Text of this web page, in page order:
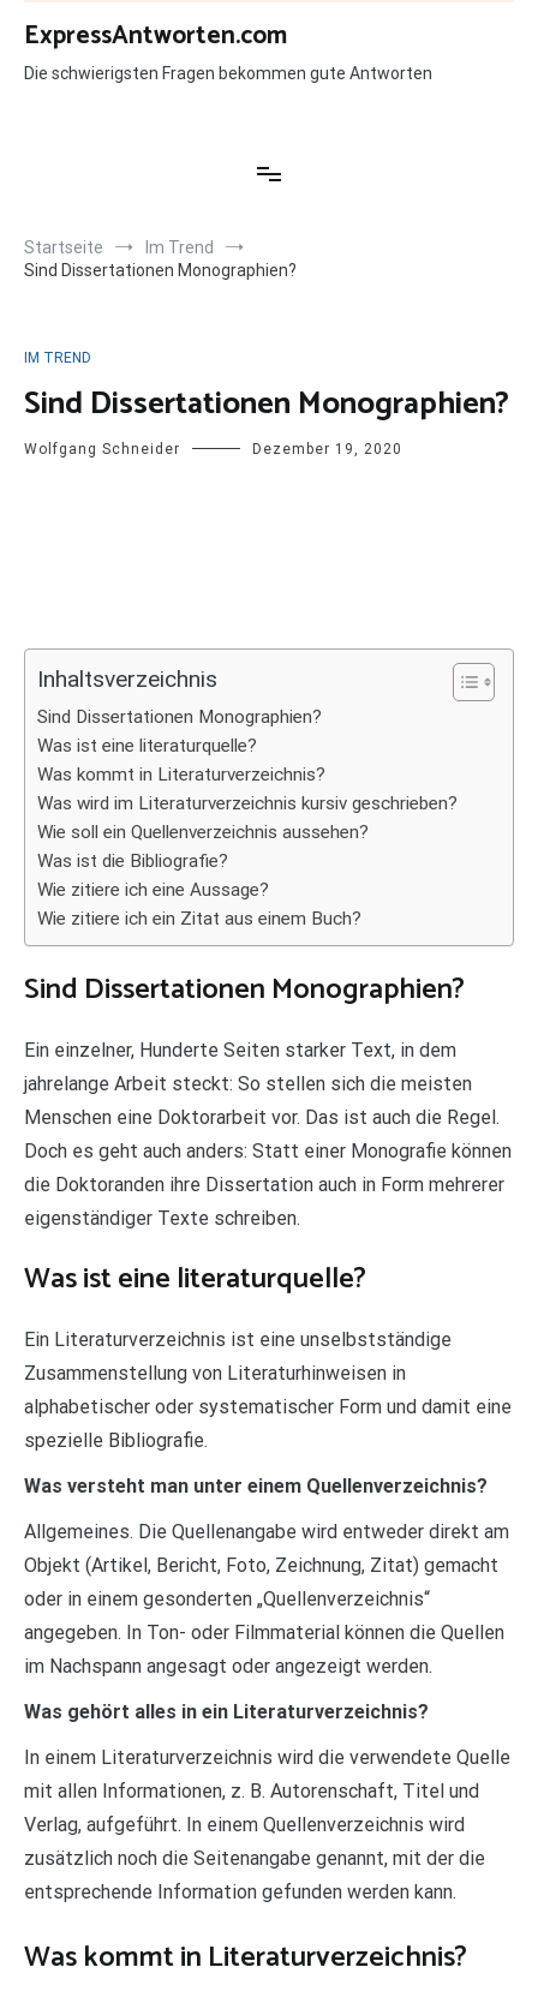
Zum
Inhalt
springen
ExpressAntworten.com
Die schwierigsten Fragen bekommen gute Antworten
Startseite
Im Trend
Sind Dissertationen Monographien?
IM TREND
Sind Dissertationen Monographien?
Wolfgang Schneider Dezember 19, 2020
Inhaltsverzeichnis
Sind Dissertationen Monographien?
Was ist eine literaturquelle?
Was kommt in Literaturverzeichnis?
Was wird im Literaturverzeichnis kursiv geschrieben?
Wie soll ein Quellenverzeichnis aussehen?
Was ist die Bibliografie?
Wie zitiere ich eine Aussage?
Wie zitiere ich ein Zitat aus einem Buch?
Sind Dissertationen Monographien?
Ein einzelner, Hunderte Seiten starker Text, in dem
jahrelange Arbeit steckt: So stellen sich die meisten
Menschen eine Doktorarbeit vor. Das ist auch die Regel.
Doch es geht auch anders: Statt einer Monografie können
die Doktoranden ihre Dissertation auch in Form mehrerer
eigenständiger Texte schreiben.
Was ist eine literaturquelle?
Ein Literaturverzeichnis ist eine unselbstständige
Zusammenstellung von Literaturhinweisen in
alphabetischer oder systematischer Form und damit eine
spezielle Bibliografie.
Was versteht man unter einem Quellenverzeichnis?
Allgemeines. Die Quellenangabe wird entweder direkt am
Objekt (Artikel, Bericht, Foto, Zeichnung, Zitat) gemacht
oder in einem gesonderten „Quellenverzeichnis“
angegeben. In Ton- oder Filmmaterial können die Quellen
im Nachspann angesagt oder angezeigt werden.
Was gehört alles in ein Literaturverzeichnis?
In einem Literaturverzeichnis wird die verwendete Quelle
mit allen Informationen, z. B. Autorenschaft, Titel und
Verlag, aufgeführt. In einem Quellenverzeichnis wird
zusätzlich noch die Seitenangabe genannt, mit der die
entsprechende Information gefunden werden kann.
Was kommt in Literaturverzeichnis?